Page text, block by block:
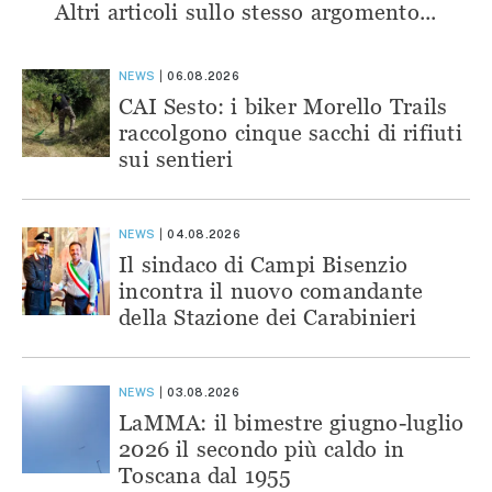
Altri articoli sullo stesso argomento...
NEWS 06.08.2026
CAI Sesto: i biker Morello Trails
raccolgono cinque sacchi di rifiuti
sui sentieri
NEWS 04.08.2026
Il sindaco di Campi Bisenzio
incontra il nuovo comandante
della Stazione dei Carabinieri
NEWS 03.08.2026
LaMMA: il bimestre giugno-luglio
2026 il secondo più caldo in
Toscana dal 1955